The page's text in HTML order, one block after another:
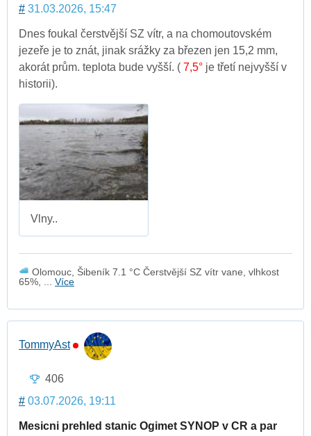
# 31.03.2026, 15:47
Dnes foukal čerstvější SZ vítr, a na chomoutovském
jezeře je to znát, jinak srážky za březen jen 15,2 mm,
akorát prům. teplota bude vyšší. ( 7,5° je třetí nejvyšší v
historii).
Vlny..
Olomouc, Šibeník 7.1 °C Čerstvější SZ vítr vane, vlhkost
65%, ... Více
TommyAst
406
# 03.07.2026, 19:11
Mesicni prehled stanic Ogimet SYNOP v CR a par